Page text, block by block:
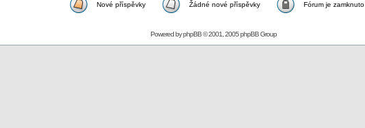
Nové příspěvky Žádné nové příspěvky Fórum je zamknuto
Powered byphpBB© 2001, 2005 phpBB Group